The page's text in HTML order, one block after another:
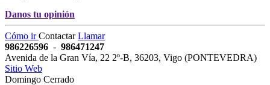
Danos tu opinión
Cómo irContactarLlamar
986226596 - 986471247
Avenida de la Gran Vía, 22 2º-B, 36203, Vigo (PONTEVEDRA)
Sitio Web
Domingo Cerrado